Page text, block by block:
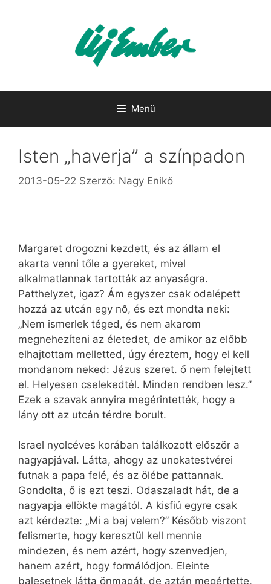
Menü
Isten „haverja” a színpadon
2013-05-22 Szerző: Nagy Enikő
Margaret drogozni kezdett, és az állam el
akarta venni tőle a gyereket, mivel
alkalmatlannak tartották az anyaságra.
Patthelyzet, igaz? Ám egyszer csak odalépett
hozzá az utcán egy nő, és ezt mondta neki:
„Nem ismerlek téged, és nem akarom
megnehezíteni az életedet, de amikor az előbb
elhajtottam melletted, úgy éreztem, hogy el kell
mondanom neked: Jézus szeret. ő nem felejtett
el. Helyesen cselekedtél. Minden rendben lesz.”
Ezek a szavak annyira megérintették, hogy a
lány ott az utcán térdre borult.
Israel nyolcéves korában találkozott először a
nagyapjával. Látta, ahogy az unokatestvérei
futnak a papa felé, és az ölébe pattannak.
Gondolta, ő is ezt teszi. Odaszaladt hát, de a
nagyapja ellökte magától. A kisfiú egyre csak
azt kérdezte: „Mi a baj velem?” Később viszont
felismerte, hogy keresztül kell mennie
mindezen, és nem azért, hogy szenvedjen,
hanem azért, hogy formálódjon. Eleinte
balesetnek látta önmagát, de aztán megértette,